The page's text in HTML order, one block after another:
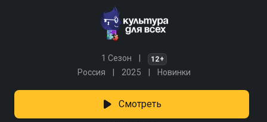
1 Сезон 12+
Россия 2025 Новинки
Смотреть